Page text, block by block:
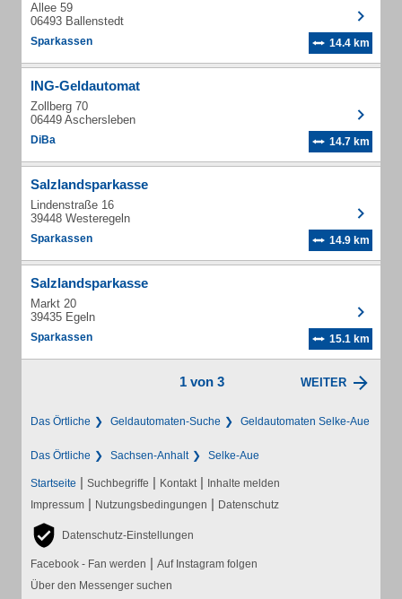
Allee 59
06493 Ballenstedt
Sparkassen 14.4 km
ING-Geldautomat
Zollberg 70
06449 Aschersleben
DiBa 14.7 km
Salzlandsparkasse
Lindenstraße 16
39448 Westeregeln
Sparkassen 14.9 km
Salzlandsparkasse
Markt 20
39435 Egeln
Sparkassen 15.1 km
1 von 3 WEITER
Das Örtliche Geldautomaten-Suche Geldautomaten Selke-Aue
Das Örtliche Sachsen-Anhalt Selke-Aue
Startseite | Suchbegriffe | Kontakt | Inhalte melden
Impressum | Nutzungsbedingungen | Datenschutz
Datenschutz-Einstellungen
Facebook - Fan werden | Auf Instagram folgen
Über den Messenger suchen